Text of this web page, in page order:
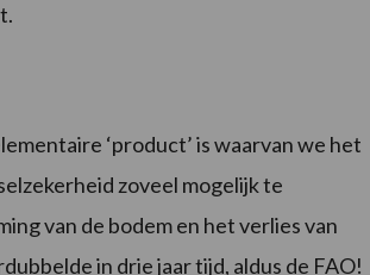
‘product’ is waarvan we het
zoveel mogelijk te
van de bodem en het verlies van
in drie jaar tijd, aldus de FAO!